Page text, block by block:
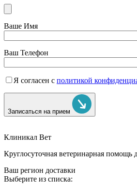
Ваше Имя
Ваш Телефон
Я согласен с политикой
Записаться на прием
Клиникал Вет
Круглосуточная ветеринарная помощь
Ваш регион доставки
Выберите из списка: